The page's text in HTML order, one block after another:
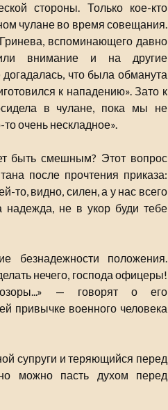
стороны. Только кое-кто
чулане во время совещания.
вспоминающего давно
внимание и на другие
догадалась, что была обманута
к нападению». Зато к
в чулане, пока мы не
очень нескладное».
быть смешным? Этот вопрос
после прочтения приказа:
то, видно, силен, а у нас всего
надежда, не в укор буди тебе
безнадежности положения.
нечего, господа офицеры!
— говорят о его
привычке военного человека
супруги и теряющийся перед
можно пасть духом перед